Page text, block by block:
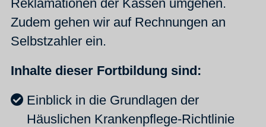
Reklamationen der Kassen umgehen.
Zudem gehen wir auf Rechnungen an
Selbstzahler ein.
Inhalte dieser Fortbildung sind:
Einblick in die Grundlagen der
Häuslichen Krankenpflege-Richtlinie